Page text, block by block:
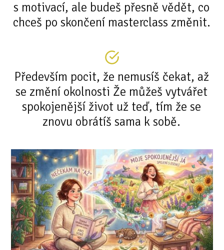
s motivací, ale budeš přesně vědět, co
chceš po skončení masterclass změnit.
Především pocit, že nemusíš čekat, až
se změní okolnosti Že můžeš vytvářet
spokojenější život už teď, tím že se
znovu obrátíš sama k sobě.